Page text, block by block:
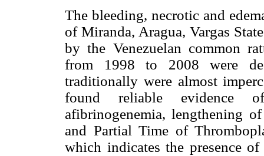
The bleeding, necrotic and
of Miranda, Aragua, Vargas
by the Venezuelan common
from 1998 to 2008 were
traditionally were almost
found reliable evidence
afibrinogenemia, lengthening
and Partial Time of
which indicates the presence